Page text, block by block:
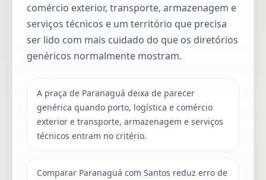
comércio exterior, transporte, armazenagem e
serviços técnicos e um território que precisa
ser lido com mais cuidado do que os diretórios
genéricos normalmente mostram.
A praça de Paranaguá deixa de parecer
genérica quando porto, logística e comércio
exterior e transporte, armazenagem e serviços
técnicos entram no critério.
Comparar Paranaguá com Santos reduz erro de